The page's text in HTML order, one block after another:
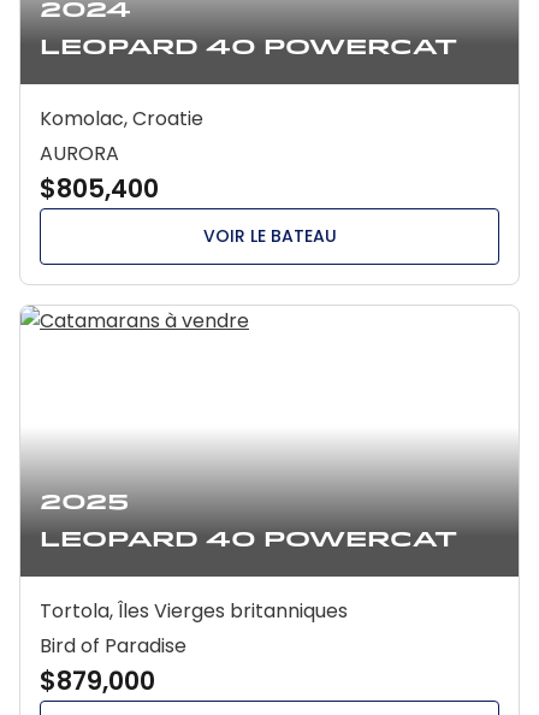
2024
Leopard 40 Powercat
Komolac, Croatie
AURORA
$805,400
VOIR LE BATEAU
2025
Leopard 40 Powercat
Tortola, Îles Vierges britanniques
Bird of Paradise
$879,000